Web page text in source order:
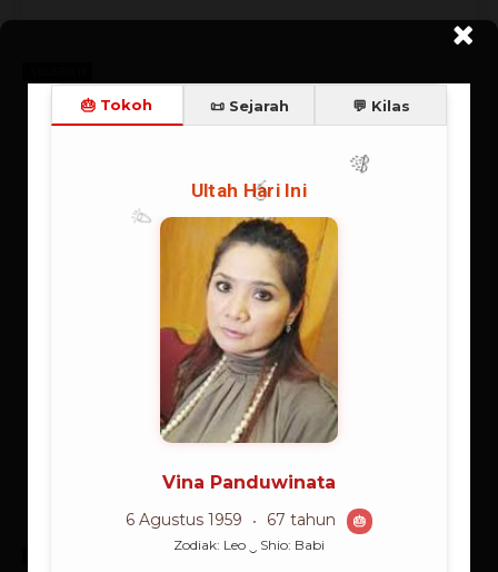
Aura Kasih
Sanny Aura Syahrani, Penyanyi, model / Debut Malaikat
Penggoda | 23 Feb 1988 | Selebriti | A | Perempuan, Islam, Jawa
Barat, Penyanyi, cantik, model, seksi, bintang iklan, sensual